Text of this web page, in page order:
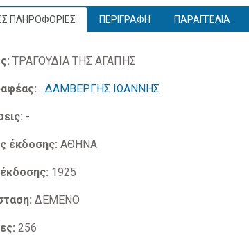
ΠΛΗΡΟΦΟΡΙΕΣ ΠΕΡΙΓΡΑΦΗ ΠΑΡΑΓΓΕΛΙΑ
ΤΡΑΓΟΥΔΙΑ ΤΗΣ ΑΓΑΠΗΣ
ΔΑΜΒΕΡΓΗΣ ΙΩΑΝΝΗΣ
-
έκδοσης: ΑΘΗΝΑ
1925
ΔΕΜΕΝΟ
256